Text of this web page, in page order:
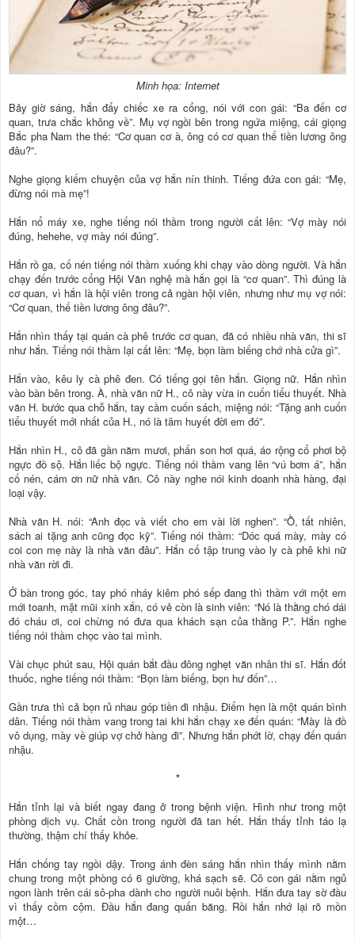
Minh họa: Internet
Bảy giờ sáng, hắn đẩy chiếc xe ra cổng, nói với con gái: “Ba đến cơ
quan, trưa chắc không về”. Mụ vợ ngồi bên trong ngứa miệng, cái giọng
Bắc pha Nam the thé: “Cơ quan cơ à, ông có cơ quan thế tiền lương ông
đâu?”.
Nghe giọng kiếm chuyện của vợ hắn nín thinh. Tiếng đứa con gái: “Mẹ,
đừng nói mà mẹ”!
Hắn nổ máy xe, nghe tiếng nói thầm trong người cất lên: “Vợ mày nói
đúng, hehehe, vợ mày nói đúng”.
Hắn rồ ga, cố nén tiếng nói thầm xuống khi chạy vào dòng người. Và hắn
chạy đến trước cổng Hội Văn nghệ mà hắn gọi là “cơ quan”. Thì đúng là
cơ quan, vì hắn là hội viên trong cả ngàn hội viên, nhưng như mụ vợ nói:
“Cơ quan, thế tiền lương ông đâu?”.
Hắn nhìn thấy tại quán cà phê trước cơ quan, đã có nhiều nhà văn, thi sĩ
như hắn. Tiếng nói thầm lại cất lên: “Mẹ, bọn làm biếng chớ nhà cửa gì”.
Hắn vào, kêu ly cà phê đen. Có tiếng gọi tên hắn. Giọng nữ. Hắn nhìn
vào bàn bên trong. À, nhà văn nữ H., cô này vừa in cuốn tiểu thuyết. Nhà
văn H. bước qua chỗ hắn, tay cầm cuốn sách, miệng nói: “Tặng anh cuốn
tiểu thuyết mới nhất của H., nó là tâm huyết đời em đó”.
Hắn nhìn H., cô đã gần năm mươi, phấn son hơi quá, áo rộng cổ phơi bộ
ngực đồ sộ. Hắn liếc bộ ngực. Tiếng nói thầm vang lên “vú bơm á”, hắn
cố nén, cám ơn nữ nhà văn. Cô này nghe nói kinh doanh nhà hàng, đại
loại vậy.
Nhà văn H. nói: “Anh đọc và viết cho em vài lời nghen”. “Ồ, tất nhiên,
sách ai tặng anh cũng đọc kỹ”. Tiếng nói thầm: “Dóc quá mày, mày có
coi con mẹ này là nhà văn đâu”. Hắn cố tập trung vào ly cà phê khi nữ
nhà văn rời đi.
Ở bàn trong góc, tay phó nháy kiêm phó sếp đang thì thầm với một em
mới toanh, mặt mũi xinh xắn, có vẻ còn là sinh viên: “Nó là thằng chó dái
đó cháu ơi, coi chừng nó đưa qua khách sạn của thằng P.”. Hắn nghe
tiếng nói thầm chọc vào tai mình.
Vài chục phút sau, Hội quán bắt đầu đông nghẹt văn nhân thi sĩ. Hắn đốt
thuốc, nghe tiếng nói thầm: “Bọn làm biếng, bọn hư đốn”…
Gần trưa thì cả bọn rủ nhau góp tiền đi nhậu. Điểm hẹn là một quán bình
dân. Tiếng nói thầm vang trong tai khi hắn chạy xe đến quán: “Mày là đồ
vô dụng, mày về giúp vợ chở hàng đi”. Nhưng hắn phớt lờ, chạy đến quán
nhậu.
*
Hắn tỉnh lại và biết ngay đang ở trong bệnh viện. Hình như trong một
phòng dịch vụ. Chất cồn trong người đã tan hết. Hắn thấy tỉnh táo lạ
thường, thậm chí thấy khỏe.
Hắn chống tay ngồi dậy. Trong ánh đèn sáng hắn nhìn thấy mình nằm
chung trong một phòng có 6 giường, khá sạch sẽ. Cô con gái nằm ngủ
ngon lành trên cái sô-pha dành cho người nuôi bệnh. Hắn đưa tay sờ đầu
vì thấy cồm cộm. Đầu hắn đang quấn băng. Rồi hắn nhớ lại rõ mồn
một…